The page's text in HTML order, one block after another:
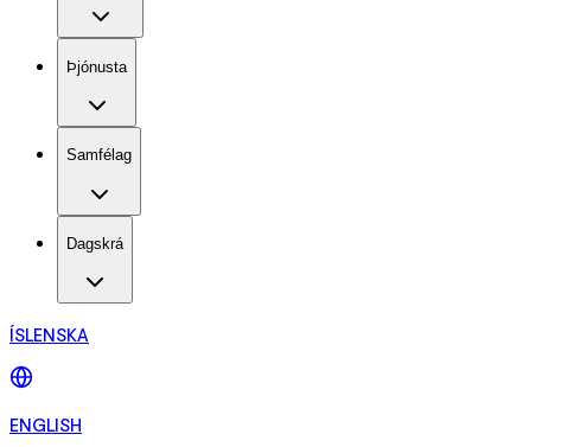
Þjónusta
Samfélag
Dagskrá
ÍSLENSKA
ENGLISH